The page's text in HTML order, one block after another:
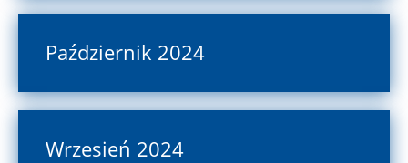
Październik 2024
Wrzesień 2024